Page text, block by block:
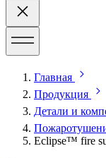
Главная
Продукция
Детали и
Eclipse™ fire